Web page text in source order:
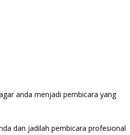
anda menjadi pembicara yang
dan jadilah pembicara profesional